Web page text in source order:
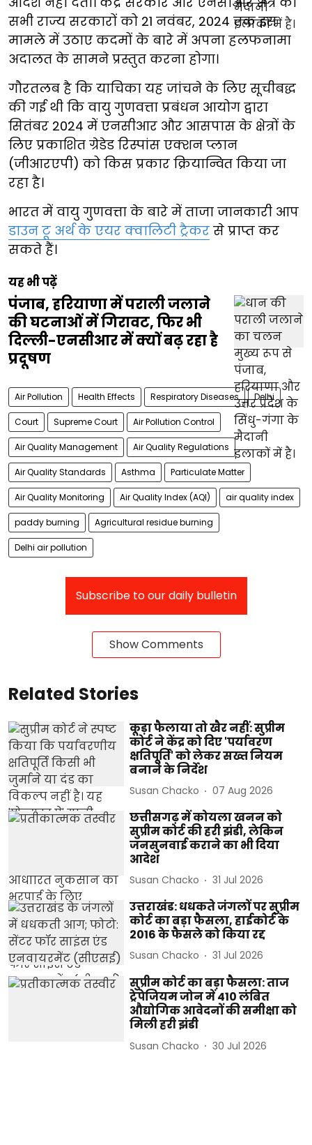
सभी राज्य सरकारों को 21 नवंबर, 2024 तक इस
मामले में उठाए कदमों के बारे में अपना हलफनामा
अदालत के सामने प्रस्तुत करना होगा।
गौरतलब है कि याचिका यह जांचने के लिए सूचीबद्ध
की गई थी कि वायु गुणवत्ता प्रबंधन आयोग द्वारा
सितंबर 2024 में एनसीआर और आसपास के क्षेत्रों के
लिए प्रकाशित ग्रेडेड रिस्पांस एक्शन प्लान
(जीआरएपी) को किस प्रकार क्रियान्वित किया जा
रहा है।
भारत में वायु गुणवत्ता के बारे में ताजा जानकारी आप
डाउन टू अर्थ के एयर क्वालिटी ट्रैकर से प्राप्त कर
सकते हैं।
यह भी पढ़ें
पंजाब, हरियाणा में पराली जलाने
की घटनाओं में गिरावट, फिर भी
दिल्ली-एनसीआर में क्यों बढ़ रहा है
प्रदूषण
Air Pollution Health Effects Respiratory Diseases Delhi
Court Supreme Court Air Pollution Control
Air Quality Management Air Quality Regulations
Air Quality Standards Asthma Particulate Matter
Air Quality Monitoring Air Quality Index (AQI) air quality index
paddy burning Agricultural residue burning
Delhi air pollution
Subscribe to our daily bulletin
Show Comments
Related Stories
कूड़ा फैलाया तो खैर नहीं: सुप्रीम
कोर्ट ने केंद्र को दिए 'पर्यावरण
क्षतिपूर्ति' को लेकर सख्त नियम
बनाने के निर्देश
Susan Chacko 07 Aug 2026
छत्तीसगढ़ में कोयला खनन को
सुप्रीम कोर्ट की हरी झंडी, लेकिन
जनसुनवाई कराने का भी दिया
आदेश
Susan Chacko 31 Jul 2026
उत्तराखंड: धधकते जंगलों पर सुप्रीम
कोर्ट का बड़ा फैसला, हाईकोर्ट के
2016 के फैसले को किया रद्द
Susan Chacko 31 Jul 2026
सुप्रीम कोर्ट का बड़ा फैसला: ताज
ट्रेपेजियम जोन में 410 लंबित
औद्योगिक आवेदनों की समीक्षा को
मिली हरी झंडी
Susan Chacko 30 Jul 2026